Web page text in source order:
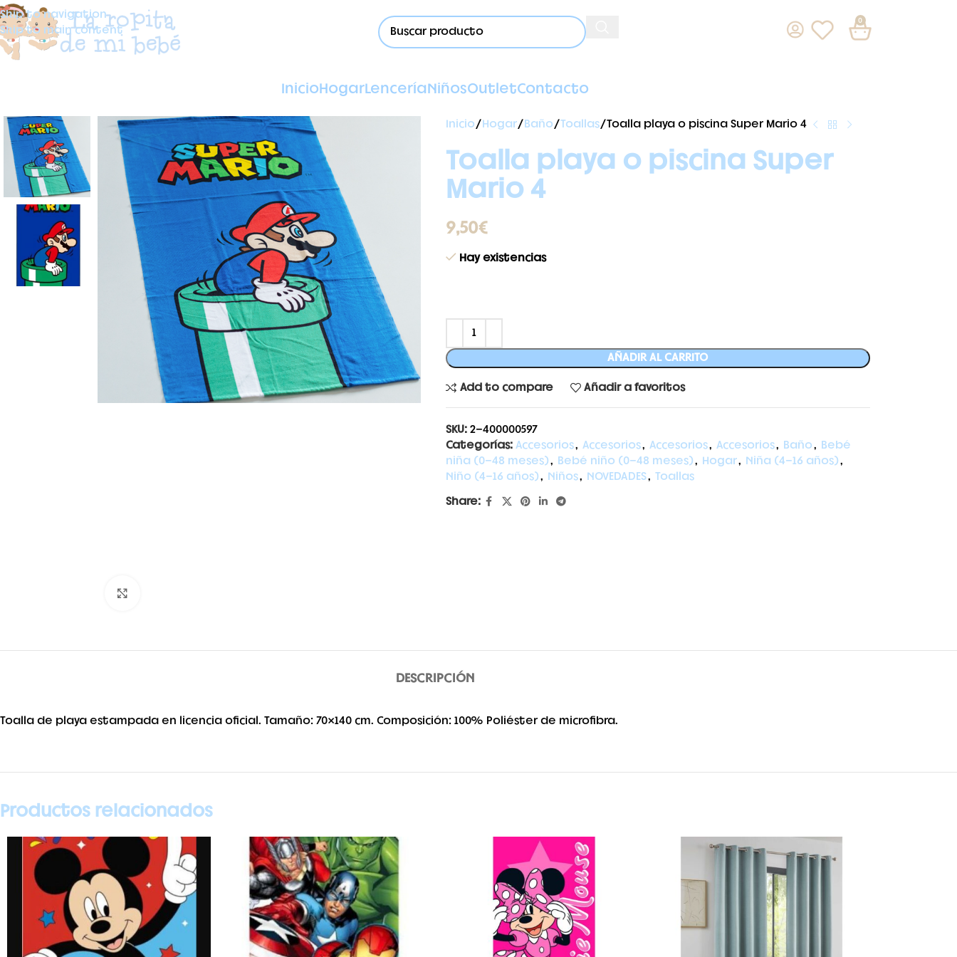
Skip to navigation
Skip to main content
0
InicioHogarLenceríaNiñosOutletContacto
Inicio Hogar Baño Toallas Toalla playa o piscina Super Mario 4
Toalla playa o piscina Super
Mario 4
9,50€
Hay existencias
AÑADIR AL CARRITO
Add to compare Añadir a favoritos
SKU: 2-400000597
Categorías: Accesorios, Accesorios, Accesorios, Accesorios, Baño, Bebé
niña (0-48 meses), Bebé niño (0-48 meses), Hogar, Niña (4-16 años),
Niño (4-16 años), Niños, NOVEDADES, Toallas
Share:
DESCRIPCIÓN
Toalla de playa estampada en licencia oficial. Tamaño: 70×140 cm. Composición: 100% Poliéster de microfibra.
Productos relacionados